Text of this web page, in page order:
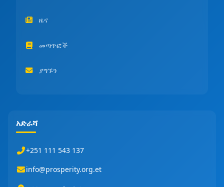
ዜና
መጣጥፎች
ያግኙን
አድራሻ
+251 111 543 137
info@prosperity.org.et